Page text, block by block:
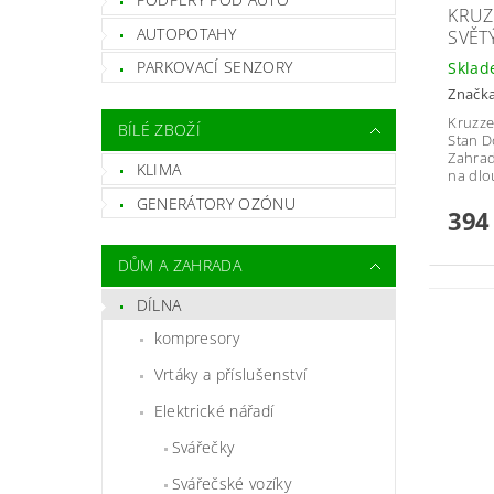
AUTOPOTAHY
PARKOVACÍ SENZORY
BÍLÉ ZBOŽÍ
KLIMA
GENERÁTORY OZÓNU
DŮM A ZAHRADA
DÍLNA
kompresory
Vrtáky a příslušenství
Elektrické nářadí
Svářečky
Svářečské vozíky
Stan
na